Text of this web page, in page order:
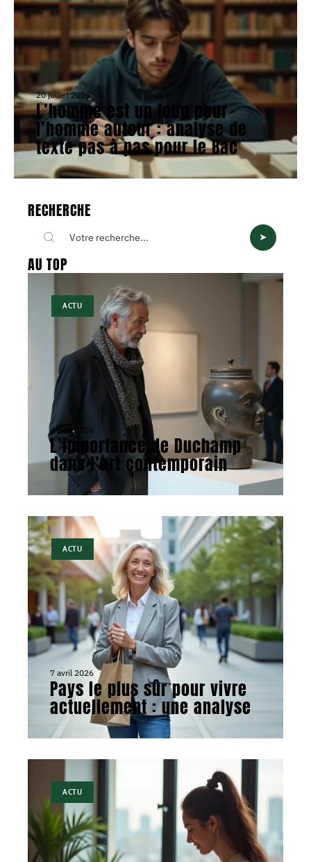
20 juillet 2026
L’homme est un loup pour
l’homme auteur : analyse de
texte pas à pas pour le Bac
RECHERCHE
AU TOP
ACTU
4 avril 2026
L’importance de Duchamp
dans l’art contemporain
ACTU
7 avril 2026
Pays le plus sûr pour vivre
actuellement : une analyse
ACTU